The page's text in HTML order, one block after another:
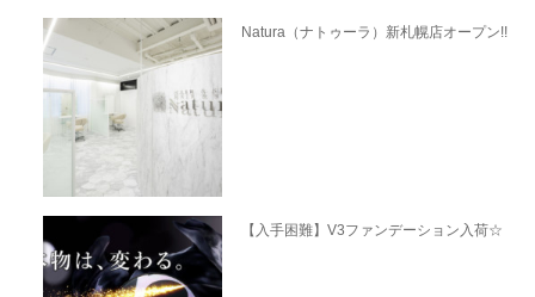
Natura（ナトゥーラ）新札幌店オープン!!
【入手困難】V3ファンデーション入荷☆